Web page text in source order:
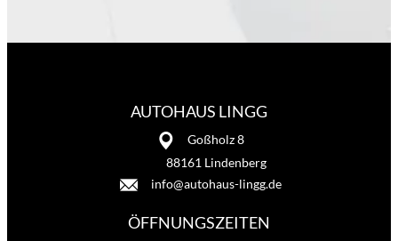
AUTOHAUS LINGG
Goßholz 8
88161 Lindenberg
info@autohaus-lingg.de
ÖFFNUNGSZEITEN